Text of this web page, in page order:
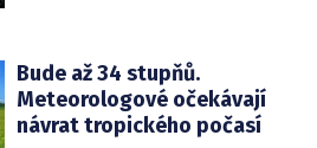
Bude až 34 stupňů.
Meteorologové očekávají
návrat tropického počasí